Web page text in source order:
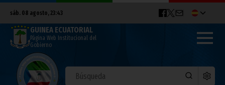
sáb. 08 agosto, 23:43
GUINEA ECUATORIAL
Página Web Institucional del
Gobierno